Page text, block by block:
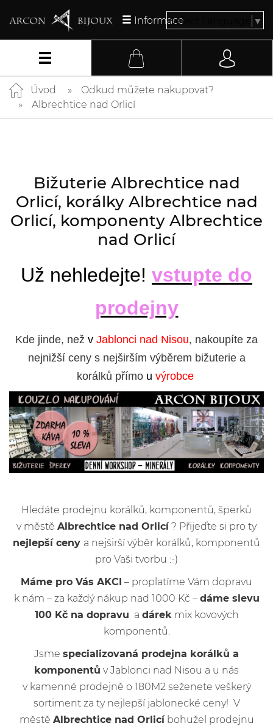
InformaceSelect Language ▼
Úvod
Odkud můžete nakupovat?
Albrechtice nad Orlicí
Bižuterie Albrechtice nad
Orlicí, korálky Albrechtice nad
Orlicí, komponenty Albrechtice
nad Orlicí
Už nehledejte! vstupte do
prodejny
Kde jinde, než v Jablonci nad Nisou, nakoupíte za
nejnižší ceny s nejširším výběrem bižuterie a
korálků přímo u výrobce
Hledáte prodejnu korálků, komponentů, šperků
v městě Albrechtice nad Orlicí? Přijeďte si pro ty
nejlepší ceny a nejširší výběr korálků, komponentů
pro Vaši tvorbu :-)
Máme pro Vás AKCI – proplatíme Vám dopravu
k nám – za každý nákup nad 1000 Kč – dáme slevu
100 Kč na dopravu a dárek mix kovových
komponentů.
Jsme specializovaná prodejna korálků a
komponentů v Jablonci nad Nisou a u nás
v kamenné prodejně o 180M2 seženete veškerý
sortiment za ty nejlepší jablonecké ceny! V
městě Albrechtice nad Orlicíbohužel prodejnu